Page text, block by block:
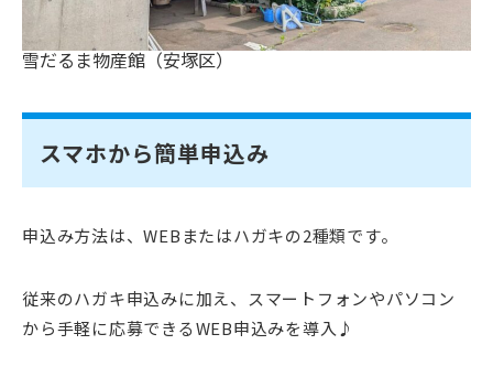
雪だるま物産館（安塚区）
スマホから簡単申込み
申込み方法は、WEBまたはハガキの2種類です。
従来のハガキ申込みに加え、スマートフォンやパソコン
から手軽に応募できるWEB申込みを導入♪